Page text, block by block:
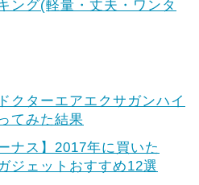
ング(軽量・丈夫・ワンタ
クターエアエクサガンハイ
てみた結果
ナス】2017年に買いた
ジェットおすすめ12選